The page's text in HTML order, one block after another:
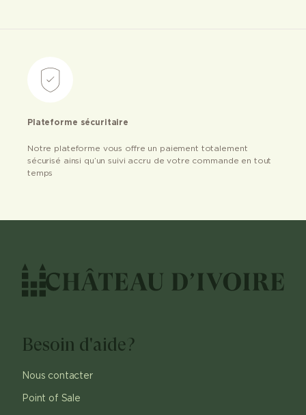
Plateforme sécuritaire
Notre plateforme vous offre un paiement totalement
sécurisé ainsi qu’un suivi accru de votre commande en tout
temps
Besoin d'aide?
Nous contacter
Point of Sale